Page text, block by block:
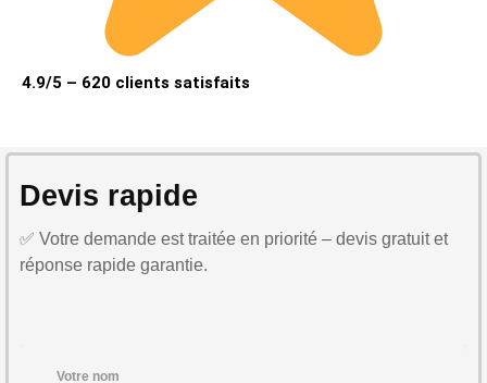
4.9/5 – 620 clients satisfaits
Devis rapide
✅ Votre demande est traitée en priorité – devis gratuit et
réponse rapide garantie.
Votre nom